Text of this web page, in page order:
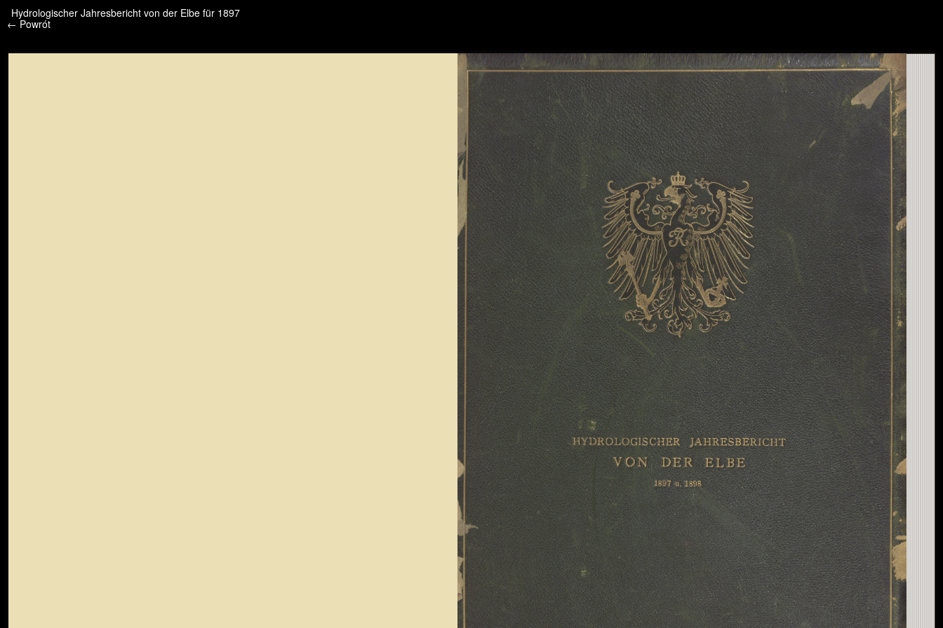
/* */ /* */ /* pliki_strona_po_stronie */
Hydrologischer Jahresbericht von der Elbe für 1897
← Powrót